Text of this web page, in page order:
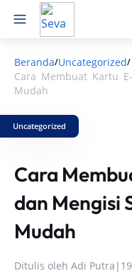
Beranda/Uncategorized/
Cara Membuat Kartu
Mudah
Uncategorized
Cara
dan Mengisi
Mudah
Ditulis oleh Adi Putra |